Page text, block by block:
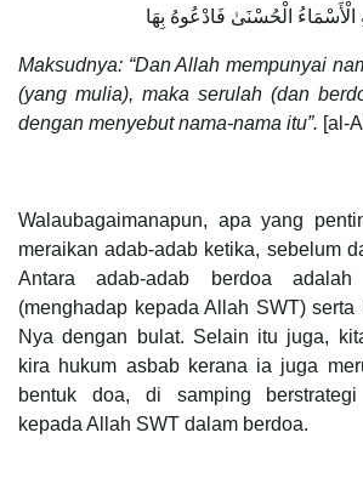
الْأَسْمَاءُ الْحُسْنَىٰ فَادْعُوهُ بِهَا
Maksudnya: “Dan Allah mempunyai
(yang mulia), maka serulah (dan
dengan menyebut nama-nama itu”. [al-
Walaubagaimanapun, apa yang
meraikan adab-adab ketika, sebelum
Antara adab-adab berdoa
(menghadap kepada Allah SWT) serta
Nya dengan bulat. Selain itu juga,
kira hukum asbab kerana ia juga
bentuk doa, di samping berstrategi
kepada Allah SWT dalam berdoa.